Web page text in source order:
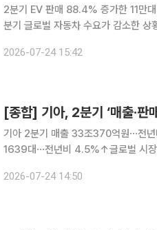
2분기 EV 판매 88.4% 증가한 11만대
분기 글로벌 자동차 수요가 감소한
다. 기아는 대중화 전기차 신차 효과
2026-07-24 15:42
[종합] 기아, 2분기 ‘매출·판
기아 2분기 매출 33조370억원⋯전
1639대⋯전년비 4.5%↑글로벌 시장
역대 최대 매출과 분기 기준 최대 판
2026-07-24 14:50